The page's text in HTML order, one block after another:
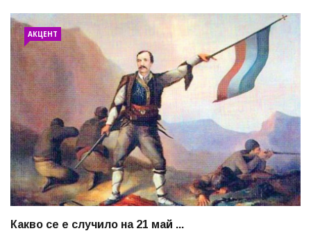
АКЦЕНТ
Какво се е случило на 21 май ...